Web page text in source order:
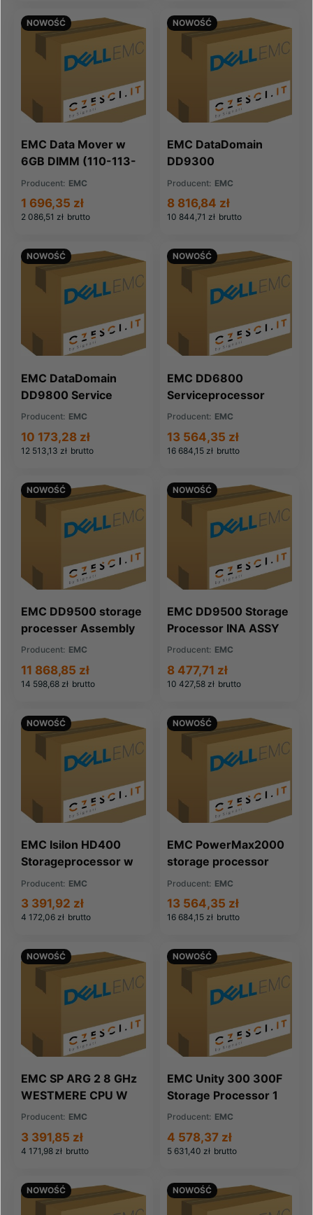
EMC Data Mover w
6GB DIMM (110-113-
102B)
Producent: EMC
2 086,51 zł brutto
1 696,35 zł
NOWOŚĆ
EMC DataDomain
DD9300
Storageprocessor
(110-335-401B)
Producent: EMC
10 844,71 zł brutto
8 816,84 zł
NOWOŚĆ
EMC DataDomain
DD9800 Service
Processor Jupiter
Producent: EMC
12 513,13 zł brutto
10 173,28 zł
NOWOŚĆ
EMC DD6800
Serviceprocessor
base (110-335-301B)
Producent: EMC
16 684,15 zł brutto
13 564,35 zł
NOWOŚĆ
EMC DD9500 storage
processer Assembly
(100-555-011)
Producent: EMC
14 598,68 zł brutto
11 868,85 zł
NOWOŚĆ
EMC DD9500 Storage
Processor INA ASSY
DEIMOS (100-555-
284)
Producent: EMC
10 427,58 zł brutto
8 477,71 zł
NOWOŚĆ
EMC Isilon HD400
Storageprocessor w
CPU (100-569-431)
Producent: EMC
4 172,06 zł brutto
3 391,92 zł
NOWOŚĆ
EMC PowerMax2000
storage processor
(110-324-329B-03)
Producent: EMC
16 684,15 zł brutto
13 564,35 zł
NOWOŚĆ
EMC SP ARG 2 8 GHz
WESTMERE CPU W
24GB for VNX7500
Producent: EMC
4 171,98 zł brutto
3 391,85 zł
NOWOŚĆ
EMC Unity 300 300F
Storage Processor 1
6G 85W (110-297-
Producent: EMC
5 631,40 zł brutto
4 578,37 zł
NOWOŚĆ
NOWOŚĆ NOWOŚĆ